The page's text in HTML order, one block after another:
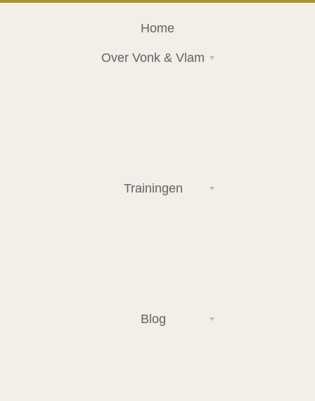
Home
Over Vonk & Vlam
Trainingen
Blog